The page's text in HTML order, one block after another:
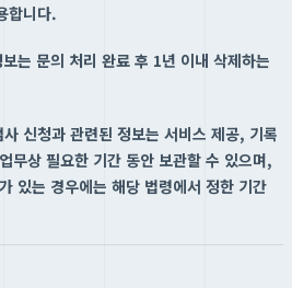
합니다.
는 문의 처리 완료 후 1년 이내 삭제하는
신청과 관련된 정보는 서비스 제공, 기록
무상 필요한 기간 동안 보관할 수 있으며,
있는 경우에는 해당 법령에서 정한 기간